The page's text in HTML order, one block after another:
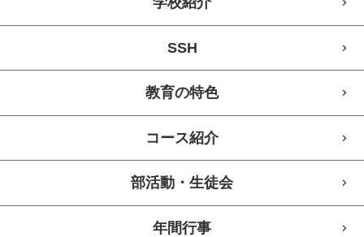
SSH
教育の特色
コース紹介
部活動・生徒会
年間行事